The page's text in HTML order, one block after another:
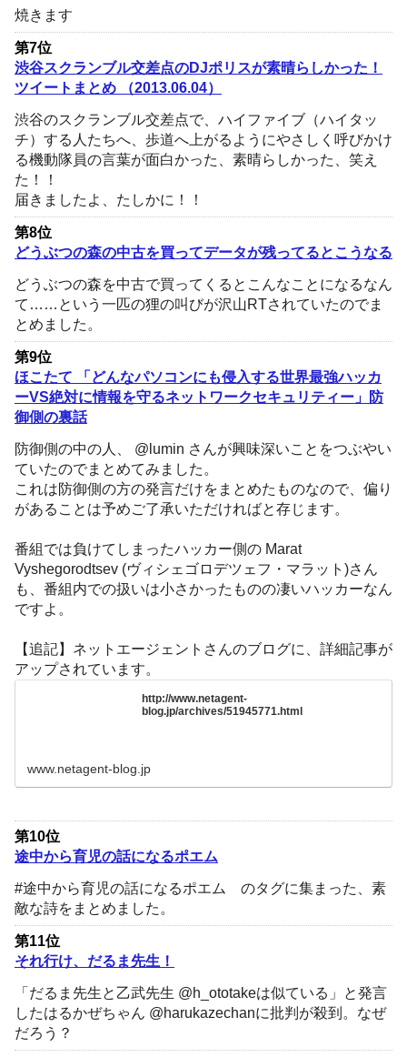
焼きます
第7位
渋谷スクランブル交差点のDJポリスが素晴らしかった！
ツイートまとめ （2013.06.04）
渋谷のスクランブル交差点で、ハイファイブ（ハイタッ
チ）する人たちへ、歩道へ上がるようにやさしく呼びかけ
る機動隊員の言葉が面白かった、素晴らしかった、笑え
た！！
届きましたよ、たしかに！！
第8位
どうぶつの森の中古を買ってデータが残ってるとこうなる
どうぶつの森を中古で買ってくるとこんなことになるなん
て……という一匹の狸の叫びが沢山RTされていたのでま
とめました。
第9位
ほこたて 「どんなパソコンにも侵入する世界最強ハッカ
ーVS絶対に情報を守るネットワークセキュリティー」防
御側の裏話
防御側の中の人、 @lumin さんが興味深いことをつぶやい
ていたのでまとめてみました。
これは防御側の方の発言だけをまとめたものなので、偏り
があることは予めご了承いただければと存じます。
番組では負けてしまったハッカー側の Marat
Vyshegorodtsev (ヴィシェゴロデツェフ・マラット)さん
も、番組内での扱いは小さかったものの凄いハッカーなん
ですよ。
【追記】ネットエージェントさんのブログに、詳細記事が
アップされています。
http://www.netagent-
blog.jp/archives/51945771.html
www.netagent-blog.jp
第10位
途中から育児の話になるポエム
#途中から育児の話になるポエム のタグに集まった、素
敵な詩をまとめました。
第11位
それ行け、だるま先生！
「だるま先生と乙武先生 @h_ototakeは似ている」と発言
したはるかぜちゃん @harukazechanに批判が殺到。なぜ
だろう？